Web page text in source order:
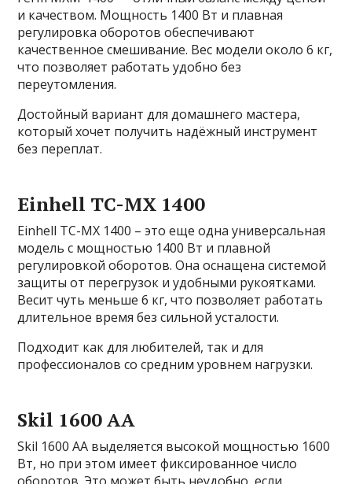
и качеством. Мощность 1400 Вт и плавная
регулировка оборотов обеспечивают
качественное смешивание. Вес модели около 6 кг,
что позволяет работать удобно без
переутомления.
Достойный вариант для домашнего мастера,
который хочет получить надёжный инструмент
без переплат.
Einhell TC-MX 1400
Einhell TC-MX 1400 – это еще одна универсальная
модель с мощностью 1400 Вт и плавной
регулировкой оборотов. Она оснащена системой
защиты от перегрузок и удобными рукоятками.
Весит чуть меньше 6 кг, что позволяет работать
длительное время без сильной усталости.
Подходит как для любителей, так и для
профессионалов со средним уровнем нагрузки.
Skil 1600 AA
Skil 1600 AA выделяется высокой мощностью 1600
Вт, но при этом имеет фиксированное число